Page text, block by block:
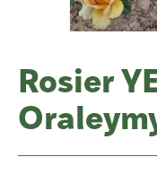
Rosier